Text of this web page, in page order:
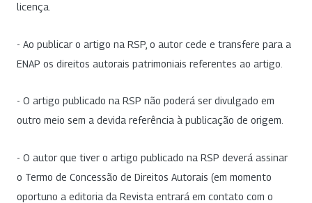
licença.
- Ao publicar o artigo na RSP, o autor cede e transfere para a
ENAP os direitos autorais patrimoniais referentes ao artigo.
- O artigo publicado na RSP não poderá ser divulgado em
outro meio sem a devida referência à publicação de origem.
- O autor que tiver o artigo publicado na RSP deverá assinar
o Termo de Concessão de Direitos Autorais (em momento
oportuno a editoria da Revista entrará em contato com o